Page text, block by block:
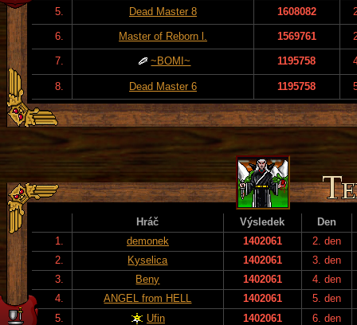
5. Dead Master 8 1608082
6. Master of Reborn l. 1569761
7. ~BOMI~ 1195758
8. Dead Master 6 1195758
Hráč Výsledek
Den
1.
demonek 1402061
2. den
2.
Kyselica 1402061
3. den
3.
Beny 1402061
4. den
4.
ANGEL from HELL 1402061
5. den
5.
Ufin 1402061
6. den